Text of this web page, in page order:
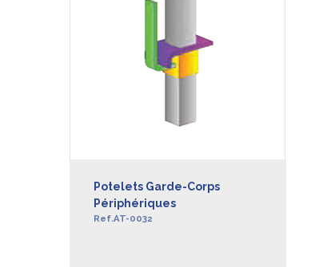
Potelets Garde-Corps
Périphériques
Ref.AT-0032